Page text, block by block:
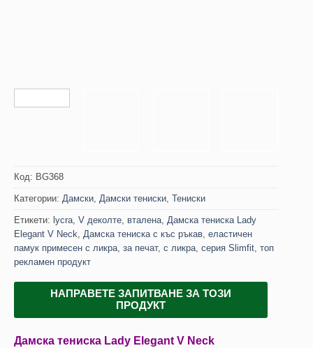
Код: BG368
Категории: Дамски Дамски тениски Тениски
Етикети: lycra V деколте вталена Дамска тениска Lady
Elegant V Neck
Дамска тениска с къс ръкав еластичен
памук примесен с ликра за печат, с ликра серия Slimfit топ
рекламен продукт
НАПРАВЕТЕ ЗАПИТВАНЕ ЗА ТОЗИ
ПРОДУКТ
Дамска тениска Lady Elegant V Neck